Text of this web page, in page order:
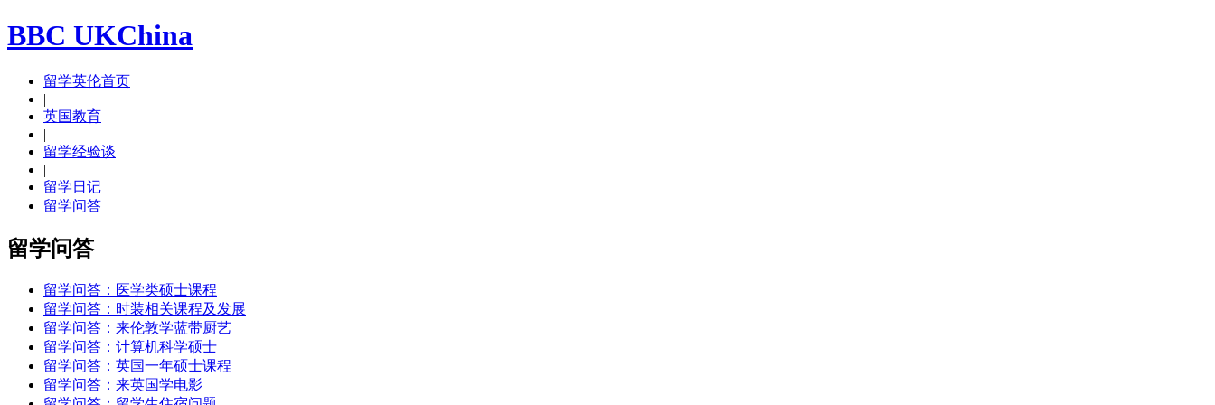
BBC UKChina
留学英伦首页
|
英国教育
|
留学经验谈
|
留学日记
留学问答
留学问答
留学问答：医学类硕士课程
留学问答：时装相关课程及发展
留学问答：来伦敦学蓝带厨艺
留学问答：计算机科学硕士
留学问答：英国一年硕士课程
留学问答：来英国学电影